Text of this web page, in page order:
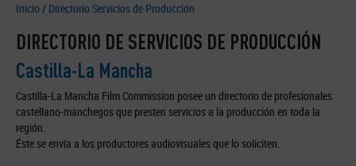
Inicio / Directorio Servicios de Producción
DIRECTORIO DE SERVICIOS DE PRODUCCIÓN
Castilla-La Mancha
Castilla-La Mancha Film Commission posee un directorio de profesionales
castellano-manchegos que presten servicios a la producción en toda la
región.
Éste se envía a los productores audiovisuales que lo soliciten.